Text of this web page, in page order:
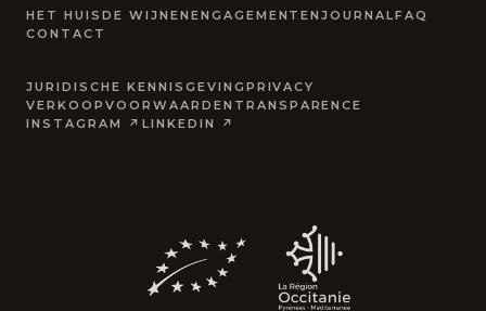
HET HUIS DE WIJNEN ENGAGEMENTENJOURNALFAQ
CONTACT
JURIDISCHE KENNISGEVING PRIVACY
VERKOOPVOORWAARDEN TRANSPARENCE
INSTAGRAM ↗ LINKEDIN ↗